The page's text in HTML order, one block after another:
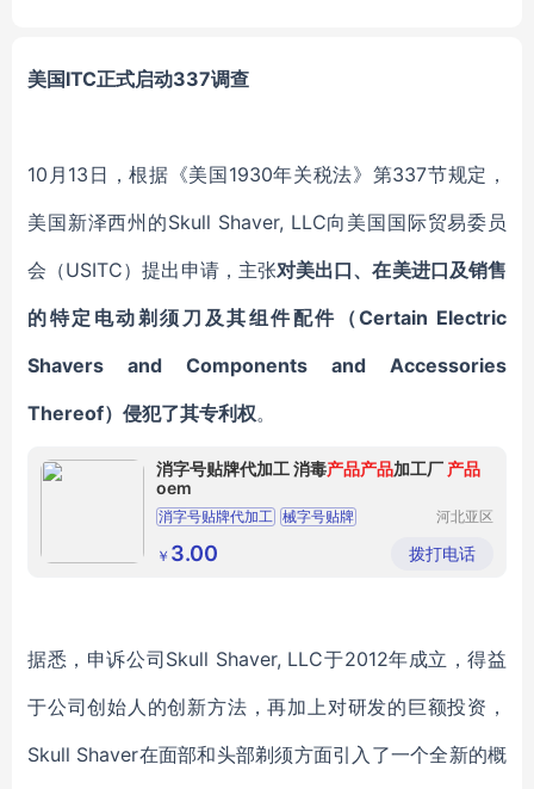
美国ITC正式启动337调查
10月13 日，根据《美国1930年关税法》第337节规定 ，
美国新泽西州的Skull Shaver, LLC向美国国际贸易委员
会 （USITC）提出申请，主张对美出口、在美进口及销售
的特定电动剃须刀及其组件配件（Certain Electric
Shavers and Components and
Accessories
Thereof）侵犯了其专利权。
消字号贴牌代加工 消毒产品产品加工厂 产品
oem
消字号贴牌代加工 械字号贴牌
消字号产品加工厂
消毒产品加工厂
河北亚区
有限公司
￥ 3.00 拨打电话
据悉，申诉公司Skull Shaver, LLC于2012年成立，得益
于公司创始人的创新方法，再加上对研发的巨额投资，
Skull Shaver在面部和头部剃须方面引入了一个全新的概